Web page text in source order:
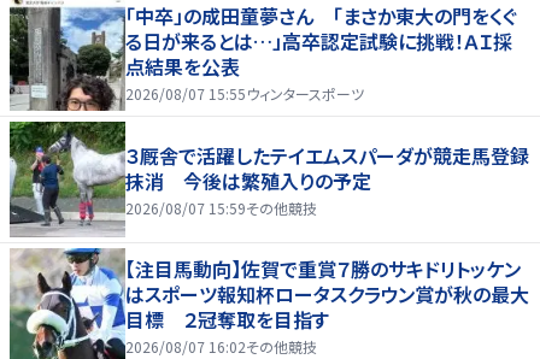
「中卒」の成田童夢さん 「まさか東大の門をくぐ
る日が来るとは…」高卒認定試験に挑戦！ＡＩ採
点結果を公表
2026/08/07 15:55ウィンタースポーツ
３厩舎で活躍したテイエムスパーダが競走馬登録
抹消 今後は繁殖入りの予定
2026/08/07 15:59その他競技
【注目馬動向】佐賀で重賞７勝のサキドリトッケン
はスポーツ報知杯ロータスクラウン賞が秋の最大
目標 ２冠奪取を目指す
2026/08/07 16:02その他競技